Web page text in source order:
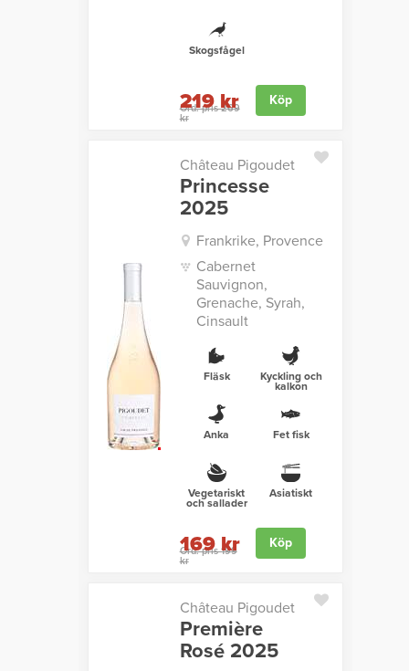
Skogsfågel
Ord. pris 269
kr
219 kr Köp
Château Pigoudet
Princesse
2025
Frankrike, Provence
Cabernet
Sauvignon,
Grenache, Syrah,
Cinsault
Fläsk Kyckling och
kalkon
Anka Fet fisk
Vegetariskt
och sallader
Asiatiskt
Ord. pris 199
kr
169 kr Köp
Château Pigoudet
Première
Rosé 2025